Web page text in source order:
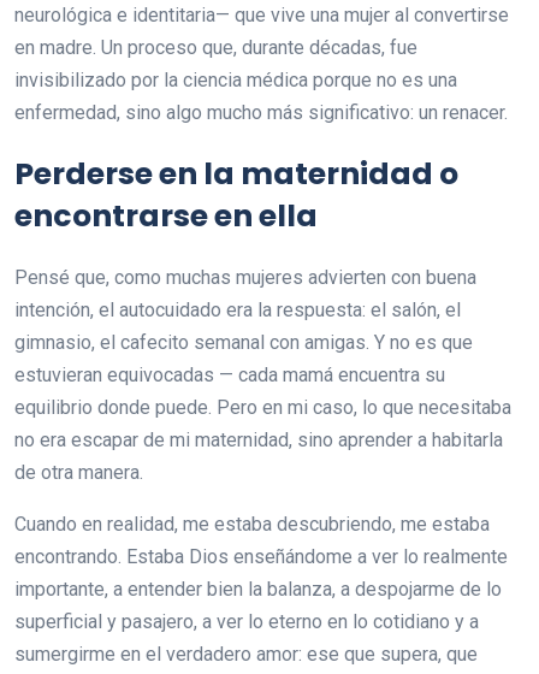
neurológica e identitaria— que vive una mujer al convertirse
en madre. Un proceso que, durante décadas, fue
invisibilizado por la ciencia médica porque no es una
enfermedad, sino algo mucho más significativo: un renacer.
Perderse en la maternidad o
encontrarse en ella
Pensé que, como muchas mujeres advierten con buena
intención, el autocuidado era la respuesta: el salón, el
gimnasio, el cafecito semanal con amigas. Y no es que
estuvieran equivocadas — cada mamá encuentra su
equilibrio donde puede. Pero en mi caso, lo que necesitaba
no era escapar de mi maternidad, sino aprender a habitarla
de otra manera.
Cuando en realidad, me estaba descubriendo, me estaba
encontrando. Estaba Dios enseñándome a ver lo realmente
importante, a entender bien la balanza, a despojarme de lo
superficial y pasajero, a ver lo eterno en lo cotidiano y a
sumergirme en el verdadero amor: ese que supera, que